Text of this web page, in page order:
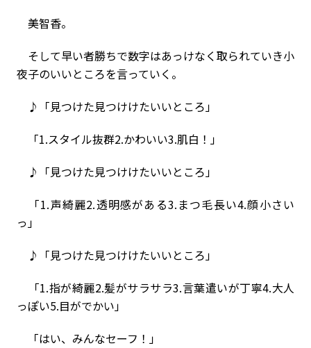
美智香。
そして早い者勝ちで数字はあっけなく取られていき小
夜子のいいところを言っていく。
♪「見つけた見つけけたいいところ」
「1.スタイル抜群2.かわいい3.肌白！」
♪「見つけた見つけけたいいところ」
「1.声綺麗2.透明感がある3.まつ毛長い4.顔小さい
っ」
♪「見つけた見つけけたいいところ」
「1.指が綺麗2.髪がサラサラ3.言葉遣いが丁寧4.大人
っぽい5.目がでかい」
「はい、みんなセーフ！」